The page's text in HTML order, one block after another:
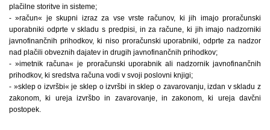
plačilne storitve in sisteme;
- »račun« je skupni izraz za vse vrste računov, ki jih imajo proračunski
uporabniki odprte v skladu s predpisi, in za račune, ki jih imajo nadzorniki
javnofinančnih prihodkov, ki niso proračunski uporabniki, odprte za nadzor
nad plačili obveznih dajatev in drugih javnofinančnih prihodkov;
- »imetnik računa« je proračunski uporabnik ali nadzornik javnofinančnih
prihodkov, ki sredstva računa vodi v svoji poslovni knjigi;
- »sklep o izvršbi« je sklep o izvršbi in sklep o zavarovanju, izdan v skladu z
zakonom, ki ureja izvršbo in zavarovanje, in zakonom, ki ureja davčni
postopek.